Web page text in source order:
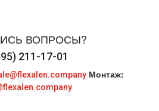
ВОПРОСЫ?
211-17-01
Монтаж: